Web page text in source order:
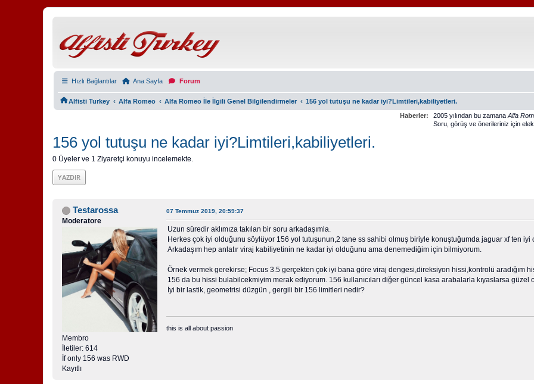
Hızlı Bağlantılar Ana Sayfa Forum
Alfisti Turkey ‹ Alfa Romeo ‹ Alfa Romeo İle İlgili Genel Bilgilendirmeler ‹ 156 yol tutuşu ne kadar iyi?Limtileri,kabiliyetleri.
Haberler:
2005 yılından bu zamana Alfa
Soru, görüş ve önerileriniz için
156 yol tutuşu ne kadar iyi?Limtileri,kabiliyetleri.
0 Üyeler ve 1 Ziyaretçi konuyu incelemekte.
YAZDIR
Testarossa
Moderatore
Membro
İletiler: 614
İf only 156 was RWD
Kayıtlı
07 Temmuz 2019, 20:59:37
Uzun süredir aklımıza takılan bir soru arkadaşımla.
Herkes çok iyi olduğunu söylüyor 156 yol tutuşunun,2 tane ss sahibi olmuş biriyle konuştuğumda jaguar xf ten iyi
Arkadaşım hep anlatır viraj kabiliyetinin ne kadar iyi olduğunu ama denemediğim için bilmiyorum.
Örnek vermek gerekirse; Focus 3.5 gerçekten çok iyi bana göre viraj dengesi,direksiyon hissi,kontrolü aradığım
156 da bu hissi bulabilcekmiyim merak ediyorum. 156 kullanıcıları diğer güncel kasa arabalarla kıyaslarsa güzel
İyi bir lastik, geometrisi düzgün , gergili bir 156 limitleri nedir?
this is all about passion